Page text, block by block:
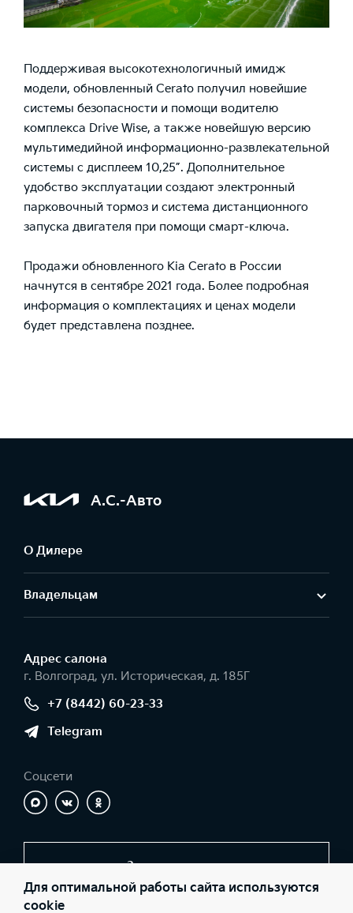
Поддерживая высокотехнологичный имидж
модели, обновленный Cerato получил новейшие
системы безопасности и помощи водителю
комплекса Drive Wise, а также новейшую версию
мультимедийной информационно-развлекательной
системы с дисплеем 10,25”. Дополнительное
удобство эксплуатации создают электронный
парковочный тормоз и система дистанционного
запуска двигателя при помощи смарт-ключа.
Продажи обновленного Kia Cerato в России
начнутся в сентябре 2021 года. Более подробная
информация о комплектациях и ценах модели
будет представлена позднее.
А.С.-Авто
О Дилере
Владельцам
Адрес салонa
г. Волгоград, ул. Историческая, д. 185Г
+7 (8442) 60-23-33
Telegram
Соцсети
Заказать звонок
Для оптимальной работы сайта используются
cookie